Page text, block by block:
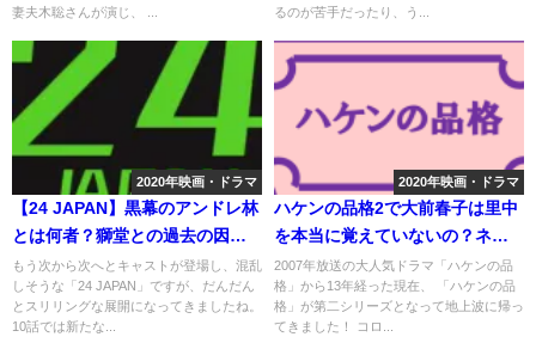
妻夫木聡さんが演じ、 ...
るのが苦手だったり、う...
2020年映画・ドラマ
【24 JAPAN】黒幕のアンドレ林
とは何者？獅堂との過去の因縁
とは？
もう次から次へとキャストが登場し、混乱
しそうな「24 JAPAN」ですが、だんだん
とスリリングな展開になってきましたね。
10話では新たな...
2020年映画・ドラマ
ハケンの品格2で大前春子は里中
を本当に覚えていないの？ネタ
バレ予想は？
2007年放送の大人気ドラマ「ハケンの品
格」から13年経った現在、 「ハケンの品
格」が第二シリーズとなって地上波に帰っ
てきました！ コロ...